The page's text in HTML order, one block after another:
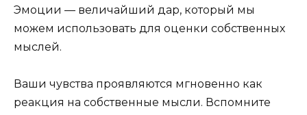
Эмоции — величайший дар, который мы
можем использовать для оценки собственных
мыслей.
Ваши чувства проявляются мгновенно как
реакция на собственные мысли. Вспомните